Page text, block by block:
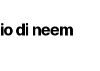
di neem